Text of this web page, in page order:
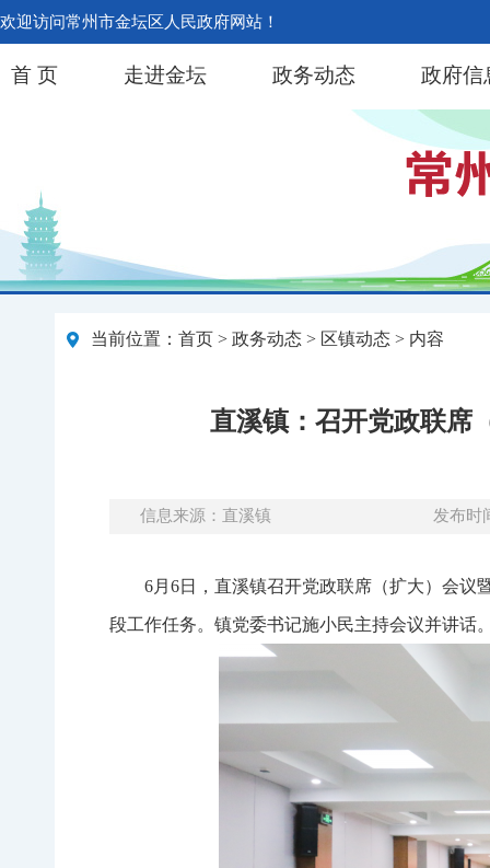
欢迎访问常州市金坛区人民政府网站！
首 页 走进金坛 政务动态 政府信
当前位置： 首页 > 政务动态 > 区镇动态 > 内容
直溪镇：召开党政联席
信息来源：直溪镇 发布时
6月6日，直溪镇召开党政联席（扩大）会议
段工作任务。镇党委书记施小民主持会议并讲话